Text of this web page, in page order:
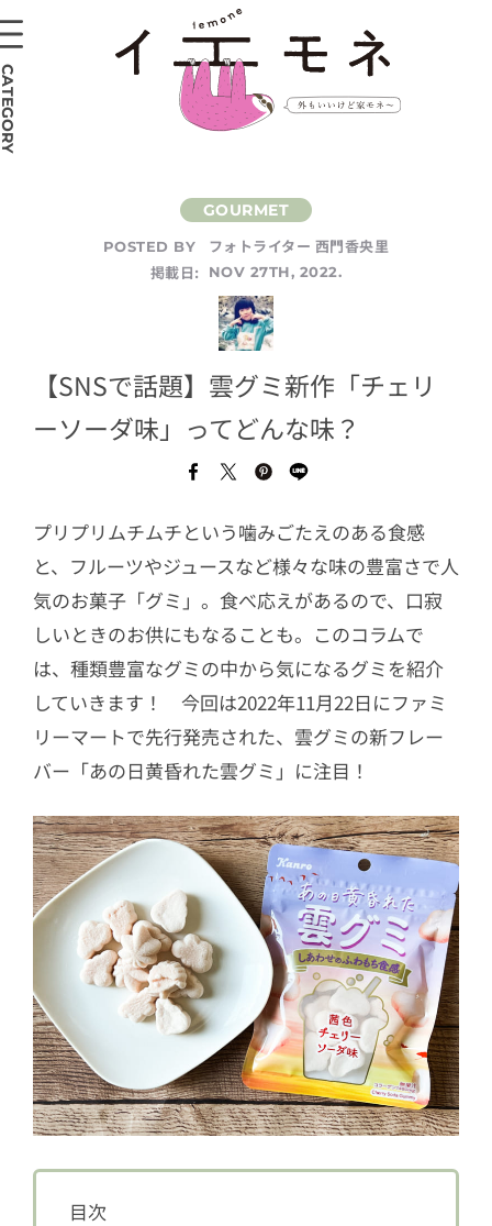
POSTED BY
フォトライター 西門香央里
掲載日:
NOV 27TH, 2022.
【SNSで話題】雲グミ新作「チェリ
ーソーダ味」ってどんな味？
プリプリムチムチという噛みごたえのある食感
と、フルーツやジュースなど様々な味の豊富さで人
気のお菓子「グミ」。食べ応えがあるので、口寂
しいときのお供にもなることも。このコラムで
は、種類豊富なグミの中から気になるグミを紹介
していきます！ 今回は2022年11月22日にファミ
リーマートで先行発売された、雲グミの新フレー
バー「あの日黄昏れた雲グミ」に注目！
目次